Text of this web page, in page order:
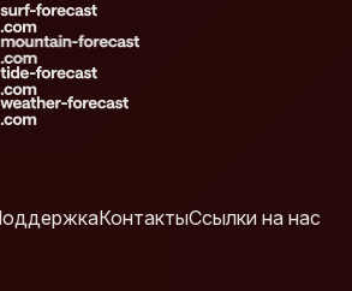
КонтактыСсылки на нас